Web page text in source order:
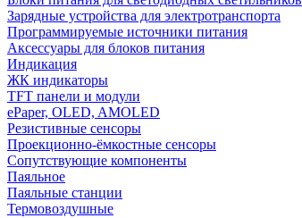
Зарядные устройства для электротранспорта
Программируемые источники питания
Аксессуары для блоков питания
Индикация
ЖК индикаторы
TFT панели и модули
ePaper, OLED, AMOLED
Резистивные сенсоры
Проекционно-ёмкостные сенсоры
Сопутствующие компоненты
Паяльное
Паяльные станции
Термовоздушные